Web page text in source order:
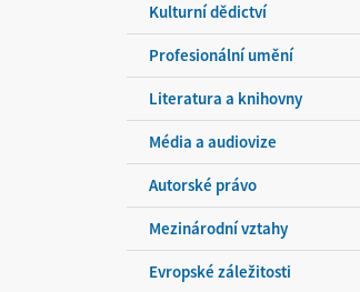
Kulturní dědictví
Profesionální umění
Literatura a knihovny
Média a audiovize
Autorské právo
Mezinárodní vztahy
Evropské záležitosti